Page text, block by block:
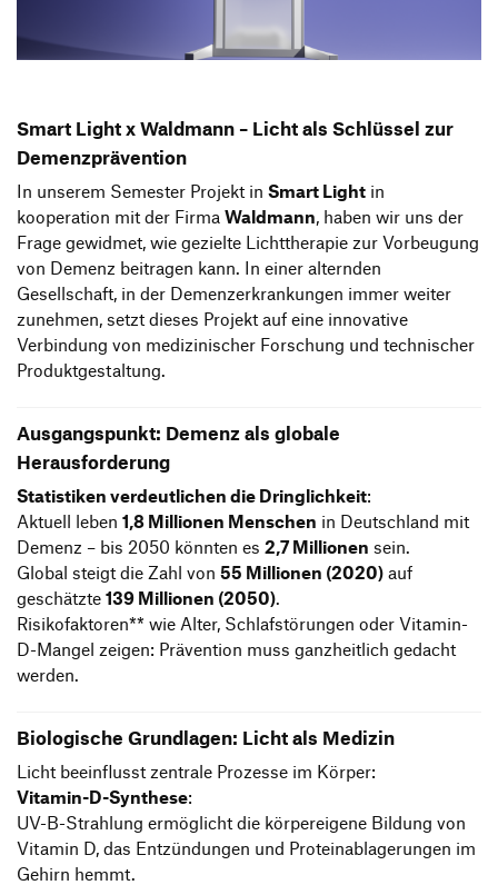
Strategische Gestaltung M.A.
Smart Light x Waldmann – Licht als Schlüssel zur
Demenzprävention
In unserem Semester Projekt in Smart Light in
kooperation mit der Firma Waldmann, haben wir uns der
Frage gewidmet, wie gezielte Lichttherapie zur Vorbeugung
von Demenz beitragen kann. In einer alternden
Gesellschaft, in der Demenzerkrankungen immer weiter
zunehmen, setzt dieses Projekt auf eine innovative
Verbindung von medizinischer Forschung und technischer
Produktgestaltung.
Ausgangspunkt: Demenz als globale
Herausforderung
Statistiken verdeutlichen die Dringlichkeit:
Aktuell leben 1,8 Millionen Menschen in Deutschland mit
Demenz – bis 2050 könnten es 2,7 Millionen sein.
Global steigt die Zahl von 55 Millionen (2020) auf
geschätzte 139 Millionen (2050).
Risikofaktoren** wie Alter, Schlafstörungen oder Vitamin-
D-Mangel zeigen: Prävention muss ganzheitlich gedacht
werden.
Biologische Grundlagen: Licht als Medizin
Licht beeinflusst zentrale Prozesse im Körper:
Vitamin-D-Synthese:
UV-B-Strahlung ermöglicht die körpereigene Bildung von
Vitamin D, das Entzündungen und Proteinablagerungen im
Gehirn hemmt.